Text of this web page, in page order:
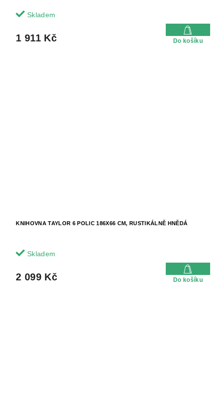
Skladem
1 911 Kč Do košíku
KNIHOVNA TAYLOR 6 POLIC 186X66 CM, RUSTIKÁLNĚ HNĚDÁ
Skladem
2 099 Kč Do košíku